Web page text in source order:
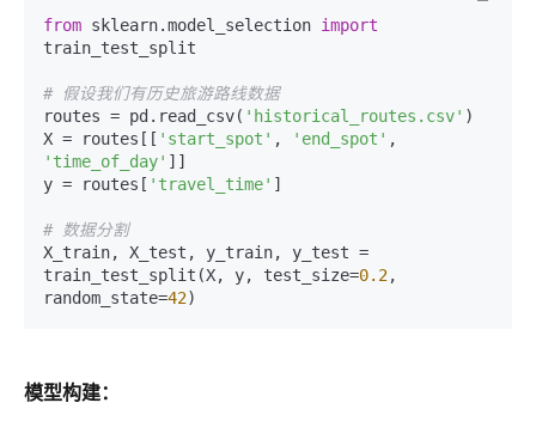
from sklearn.model_selection import
train_test_split
# 假设我们有历史旅游路线数据
routes = pd.read_csv( 'historical_routes.csv' )
X = routes[[ 'start_spot' , 'end_spot'
'time_of_day' ]]
y = routes[ 'travel_time' ]
# 数据分割
X_train, X_test, y_train, y_test =
train_test_split(X, y, test_size=0.2,
random_state=42
模型构建：